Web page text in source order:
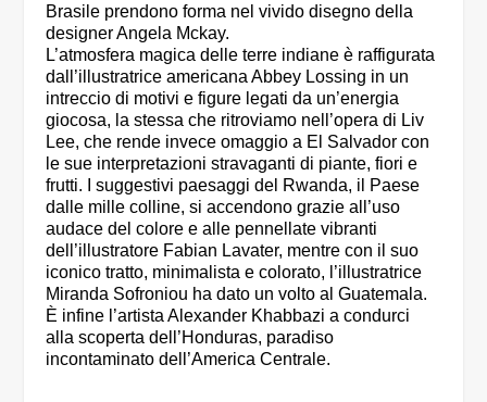
Brasile prendono forma nel vivido disegno della
designer Angela Mckay.
L’atmosfera magica delle terre indiane è raffigurata
dall’illustratrice americana Abbey Lossing in un
intreccio di motivi e figure legati da un’energia
giocosa, la stessa che ritroviamo nell’opera di Liv
Lee, che rende invece omaggio a El Salvador con
le sue interpretazioni stravaganti di piante, fiori e
frutti. I suggestivi paesaggi del Rwanda, il Paese
dalle mille colline, si accendono grazie all’uso
audace del colore e alle pennellate vibranti
dell’illustratore Fabian Lavater, mentre con il suo
iconico tratto, minimalista e colorato, l’illustratrice
Miranda Sofroniou ha dato un volto al Guatemala.
È infine l’artista Alexander Khabbazi a condurci
alla scoperta dell’Honduras, paradiso
incontaminato dell’America Centrale.